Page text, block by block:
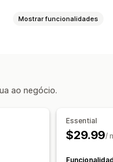
Mostrar funcionalidades
ao negócio.
Essential
$29.99/